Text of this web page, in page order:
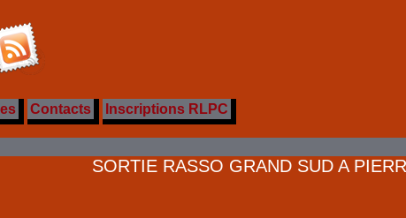
Contacts Inscriptions RLPC
SORTIE RASSO GRAND SUD A